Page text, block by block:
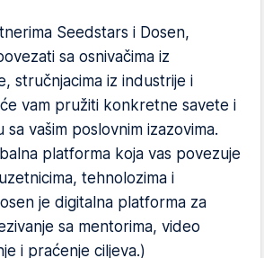
Seedstars i Dosen,
sa osnivačima iz
stručnjacima iz industrije i
vam pružiti konkretne savete i
vašim poslovnim izazovima.
platforma koja vas povezuje
tehnolozima i
je digitalna platforma za
sa mentorima, video
i praćenje ciljeva.)